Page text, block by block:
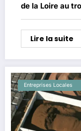
de la Loire au
Lire la suite
Entreprises Locales